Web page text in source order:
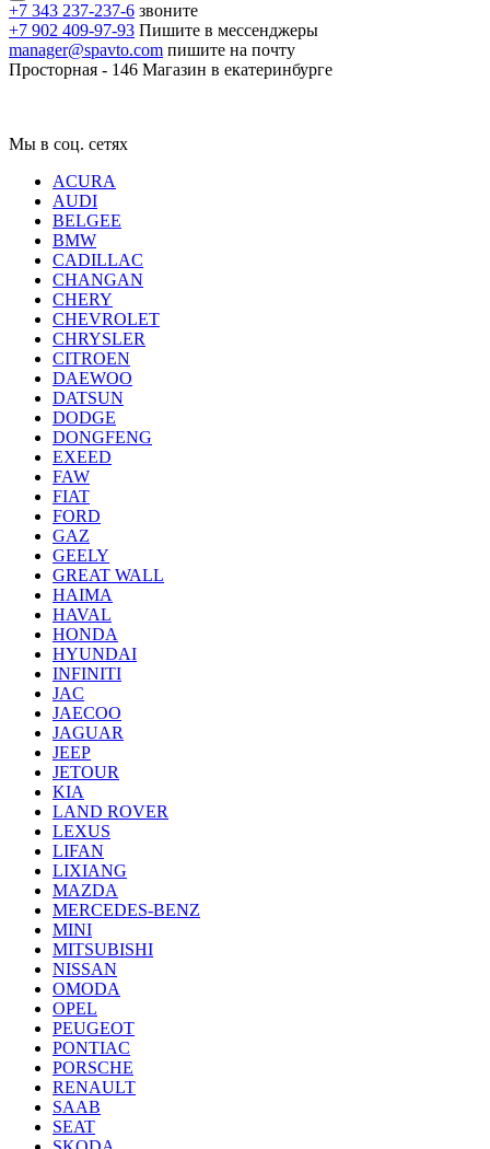
+7 343 237-237-6 звоните
+7 902 409-97-93 Пишите в мессенджеры
manager@spavto.com пишите на почту
Просторная - 146 Магазин в екатеринбурге
Мы в соц. сетях
ACURA
AUDI
BELGEE
BMW
CADILLAC
CHANGAN
CHERY
CHEVROLET
CHRYSLER
CITROEN
DAEWOO
DATSUN
DODGE
DONGFENG
EXEED
FAW
FIAT
FORD
GAZ
GEELY
GREAT WALL
HAIMA
HAVAL
HONDA
HYUNDAI
INFINITI
JAC
JAECOO
JAGUAR
JEEP
JETOUR
KIA
LAND ROVER
LEXUS
LIFAN
LIXIANG
MAZDA
MERCEDES-BENZ
MINI
MITSUBISHI
NISSAN
OMODA
OPEL
PEUGEOT
PONTIAC
PORSCHE
RENAULT
SAAB
SEAT